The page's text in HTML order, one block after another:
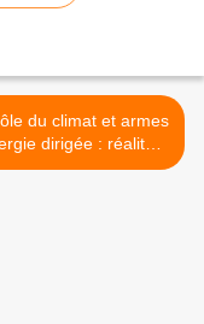
du climat et armes
dirigée : réalités
– entretien avec le